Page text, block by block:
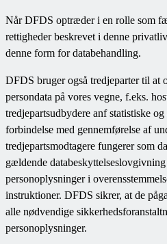
Når DFDS optræder i en rolle som
rettigheder beskrevet i denne
denne form for databehandling.
DFDS bruger også tredjeparter til at
persondata på vores vegne, f.eks.
tredjepartsudbydere anf statistiske
forbindelse med gennemførelse af
tredjepartsmodtagere fungerer som
gældende
personoplysninger i
instruktioner. DFDS sikrer, at de
alle nødvendige
personoplysninger.